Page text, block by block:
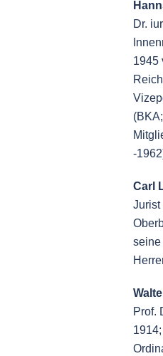
Dr.
1945
-
Carl
Jurist
seine
Prof.